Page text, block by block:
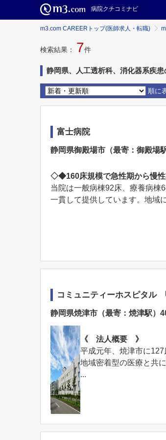
病院クチコミナビ
m3.com CAREERトップ(医師求人・転職)
検索結果： 7件
静岡県、人工透析科、消化器系疾
順に
富士病院
静岡県御殿場市（最寄：御殿場
◇◆160床規模で急性期から慢
当院は一般病棟92床、療養病棟
一貫して提供しています。地域
コミュニティーホスピタル
静岡県焼津市（最寄：焼津駅）
《 法人概要 》
平成元年、焼津市に127
地域密着型の医療と共
...